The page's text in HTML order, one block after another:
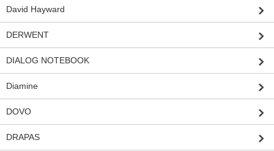
David Hayward
DERWENT
DIALOG NOTEBOOK
Diamine
DOVO
DRAPAS